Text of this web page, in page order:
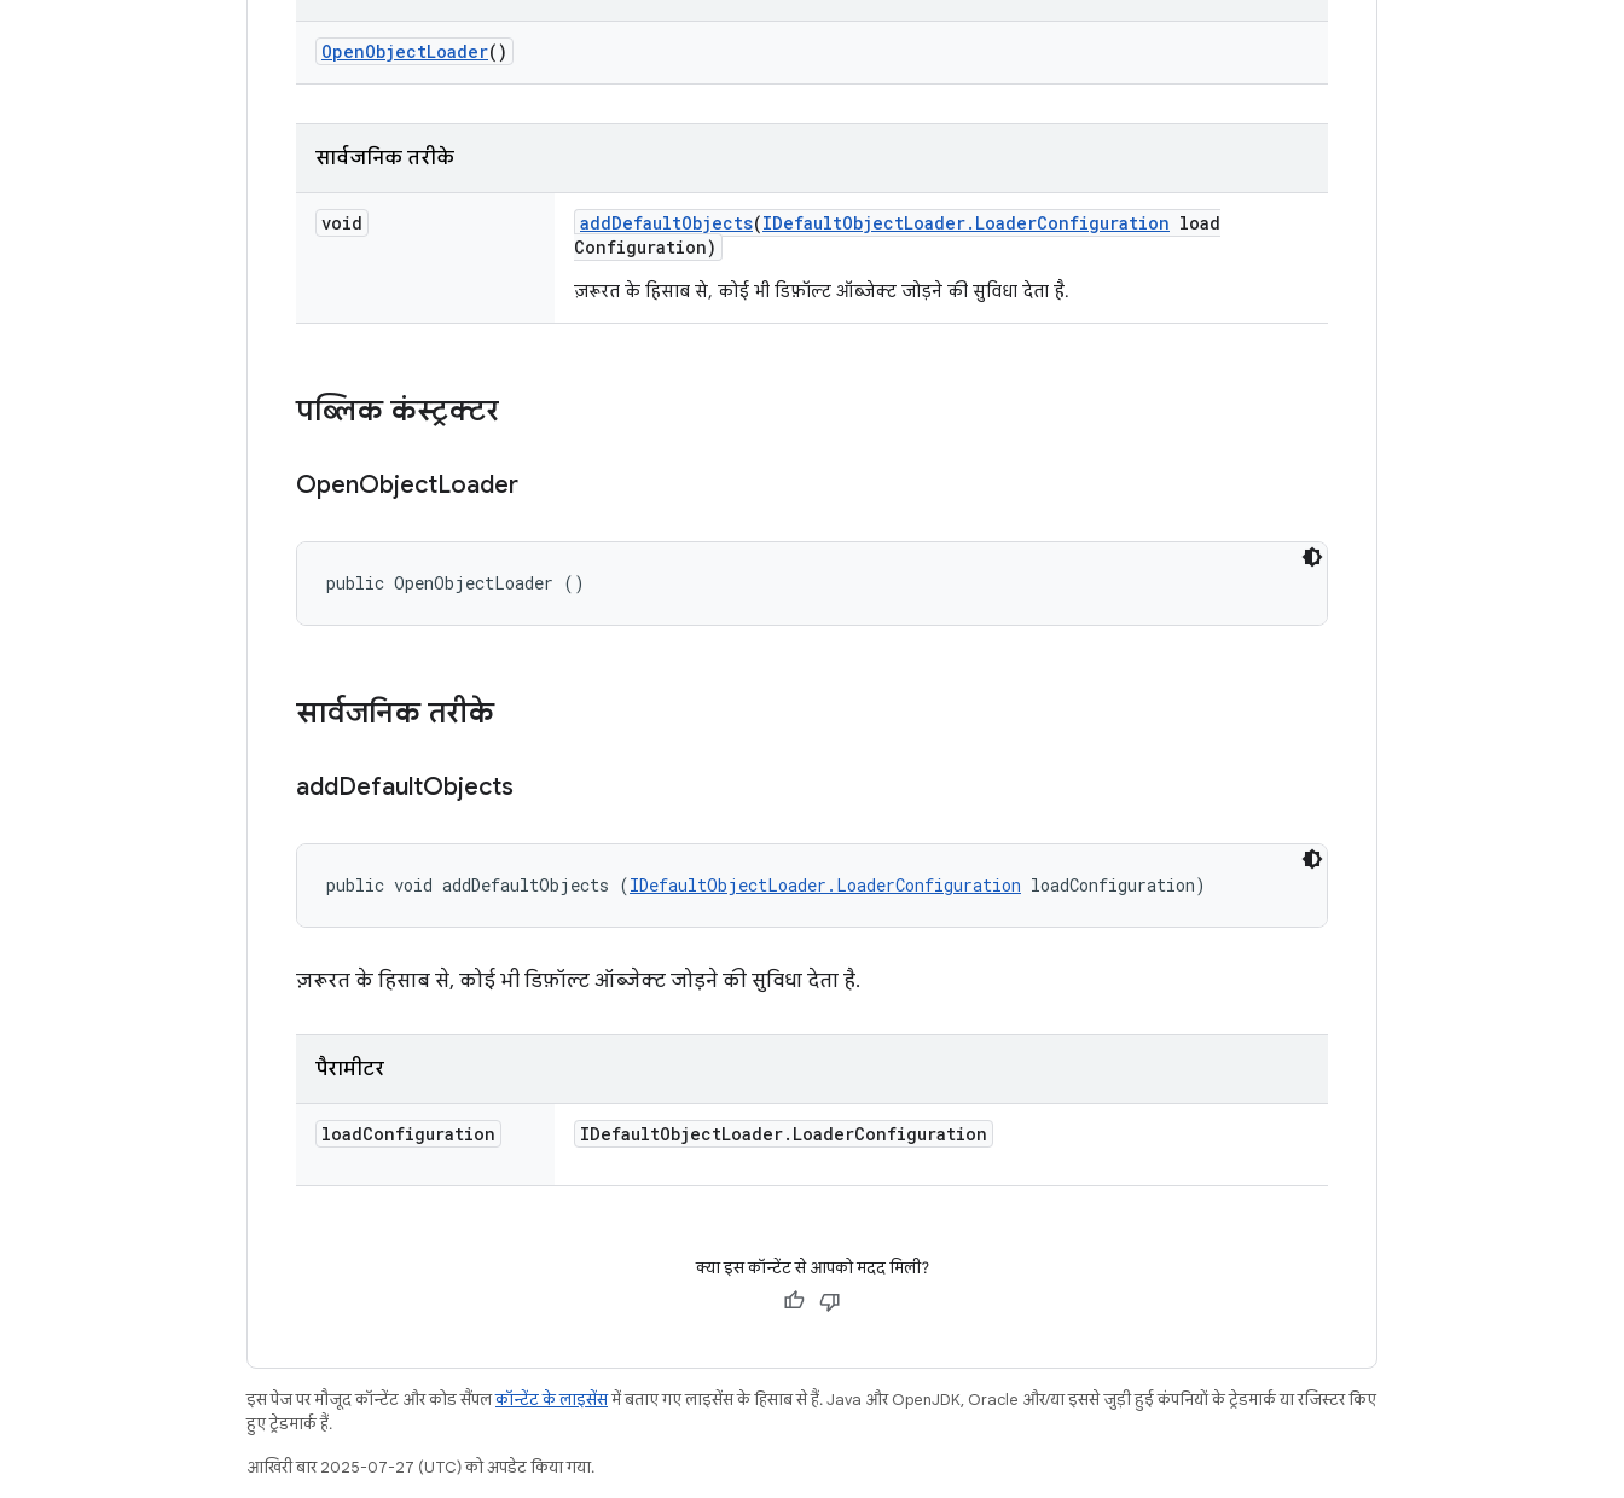
OpenObjectLoader()
सार्वजनिक तरीके
void addDefaultObjects(IDefaultObjectLoader. LoaderConfiguration load
Configuration)
ज़रूरत के हिसाब से, कोई भी डिफ़ॉल्ट ऑब्जेक्ट जोड़ने की सुविधा देता है.
पब्लिक कंस्ट्रक्टर
OpenObjectLoader
public OpenObjectLoader ()
सार्वजनिक तरीके
addDefaultObjects
public void addDefaultObjects (IDefaultObjectLoader.LoaderConfiguration loadConfiguration)
ज़रूरत के हिसाब से, कोई भी डिफ़ॉल्ट ऑब्जेक्ट जोड़ने की सुविधा देता है.
पैरामीटर
loadConfiguration IDefaultObjectLoader. LoaderConfiguration
क्या इस कॉन्टेंट से आपको मदद मिली?
इस पेज पर मौजूद कॉन्टेंट और कोड सैंपलकॉन्टेंट के लाइसेंसमें बताए गए लाइसेंस के हिसाब से हैं. Java और OpenJDK, Oracle और/या इससे जुड़ी हुई कंपनियों के ट्रेडमार्क या रजिस्टर किए
हुए ट्रेडमार्क हैं.
आखिरी बार 2025-07-27 (UTC) को अपडेट किया गया.